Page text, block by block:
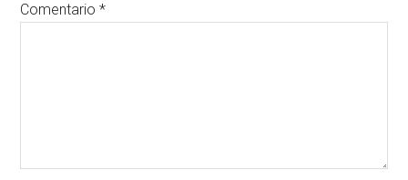
Comentario*